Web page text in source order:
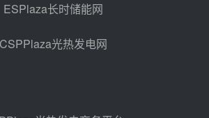
中能建华中试研院中标重能新疆
100MW光热项目机组调试及性能
试验
昨天 08-05 10:41
格局
ESPlaza长时储能网
CSPPlaza光热发电网